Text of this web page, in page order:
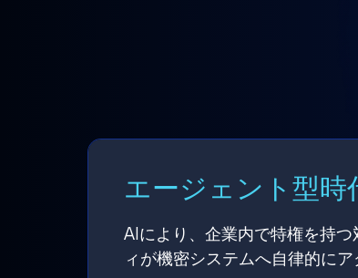
エージェント型時
AIにより、企業内で特権を持
ィが機密システムへ自律的に